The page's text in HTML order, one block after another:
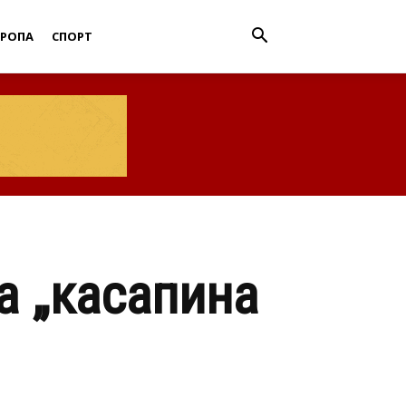
СПОРТ
„касапина